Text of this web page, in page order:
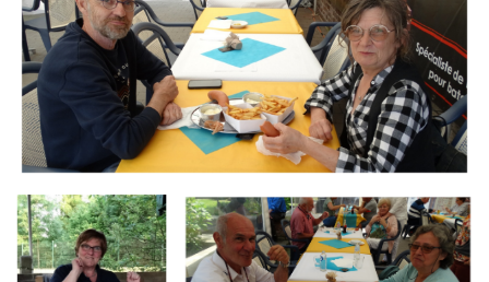
Branding
ARMCHAIR
Branding
ARMCHAIR